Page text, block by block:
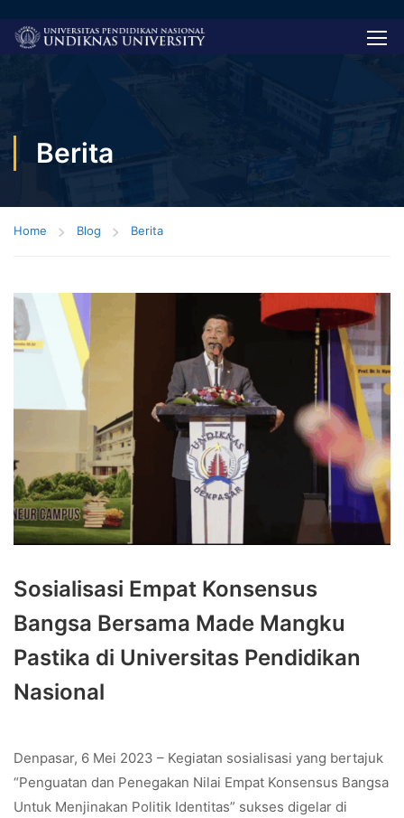
Berita
Home Blog Berita
Sosialisasi Empat Konsensus
Bangsa Bersama Made Mangku
Pastika di Universitas Pendidikan
Nasional
Denpasar, 6 Mei 2023 – Kegiatan sosialisasi yang bertajuk
“Penguatan dan Penegakan Nilai Empat Konsensus Bangsa
Untuk Menjinakan Politik Identitas” sukses digelar di